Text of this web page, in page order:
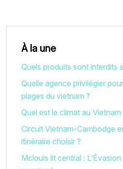
À la une
Quels produits sont interdits
Quelle agence privilégier
plages du vietnam ?
Quel est le climat au
Circuit Vietnam-Cambodge
itinéraire choisir ?
Mclouis lit central :